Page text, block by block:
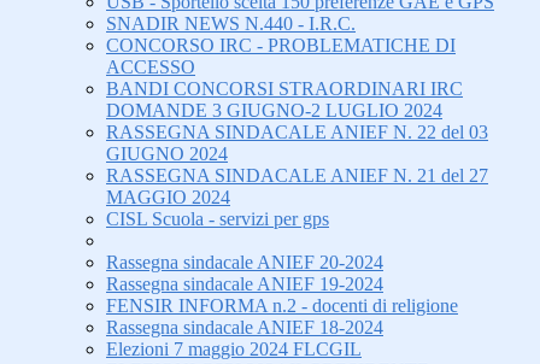
SNADIR NEWS N.440 - I.R.C.
CONCORSO IRC - PROBLEMATICHE DI
ACCESSO
BANDI CONCORSI STRAORDINARI IRC
DOMANDE 3 GIUGNO-2 LUGLIO 2024
RASSEGNA SINDACALE ANIEF N. 22 del 03
GIUGNO 2024
RASSEGNA SINDACALE ANIEF N. 21 del 27
MAGGIO 2024
CISL Scuola - servizi per gps
Rassegna sindacale ANIEF 20-2024
Rassegna sindacale ANIEF 19-2024
FENSIR INFORMA n.2 - docenti di religione
Rassegna sindacale ANIEF 18-2024
Elezioni 7 maggio 2024 FLCGIL